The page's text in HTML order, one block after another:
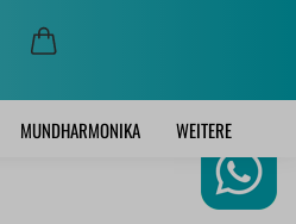
MUNDHARMONIKA WEITERE